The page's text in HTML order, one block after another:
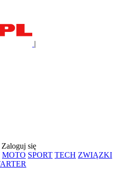
|
Zaloguj się
MOTO SPORT TECH ZWIĄZKI